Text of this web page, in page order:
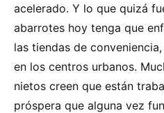
acelerado. Y lo que quizá
abarrotes hoy tenga que
las tiendas de
en los centros urbanos.
nietos creen que están
próspera que alguna vez